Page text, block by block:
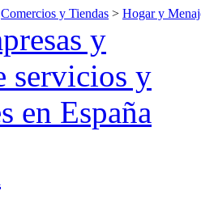
Comercios y Tiendas > Hogar y